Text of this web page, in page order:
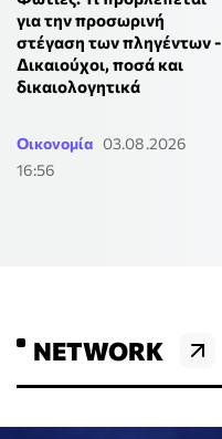
για την προσωρινή
στέγαση των πληγέντων -
Δικαιούχοι, ποσά και
δικαιολογητικά
Οικονομία 03.08.2026
16:56
NETWORK